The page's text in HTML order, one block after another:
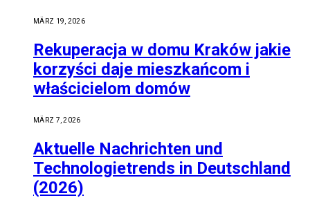
MÄRZ 19, 2026
Rekuperacja w domu Kraków jakie
korzyści daje mieszkańcom i
właścicielom domów
MÄRZ 7, 2026
Aktuelle Nachrichten und
Technologietrends in Deutschland
(2026)